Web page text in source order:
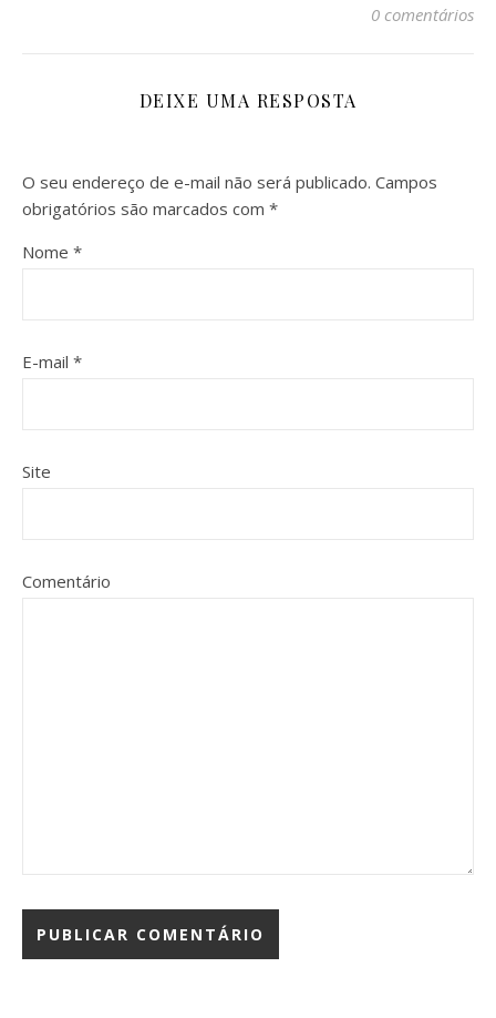
0 comentários
DEIXE UMA RESPOSTA
O seu endereço de e-mail não será publicado. Campos
obrigatórios são marcados com *
Nome *
E-mail *
Site
Comentário